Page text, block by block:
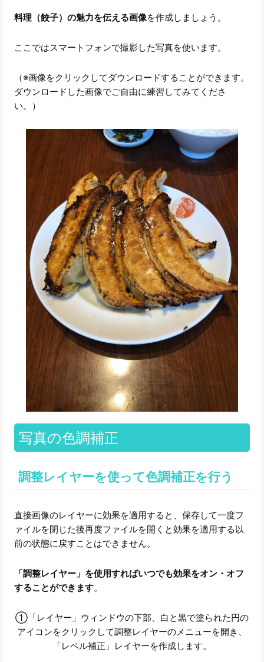
料理（餃子）の魅力を伝える画像を作成しましょう。
ここではスマートフォンで撮影した写真を使います。
（※画像をクリックしてダウンロードすることができます。
ダウンロードした画像でご自由に練習してみてくださ
い。）
写真の色調補正
調整レイヤーを使って色調補正を行う
直接画像のレイヤーに効果を適用すると、保存して一度フ
ァイルを閉じた後再度ファイルを開くと効果を適用する以
前の状態に戻すことはできません。
「調整レイヤー」を使用すればいつでも効果をオン・オフ
することができます。
①「レイヤー」ウィンドウの下部、白と黒で塗られた円の
アイコンをクリックして調整レイヤーのメニューを開き、
「レベル補正」レイヤーを作成します。